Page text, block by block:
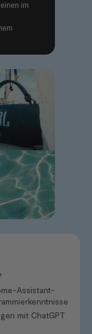
im
Assistant-
mit ChatGPT